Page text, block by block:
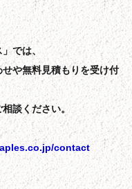
では、
や無料見積もりを受け付
談ください。
contact